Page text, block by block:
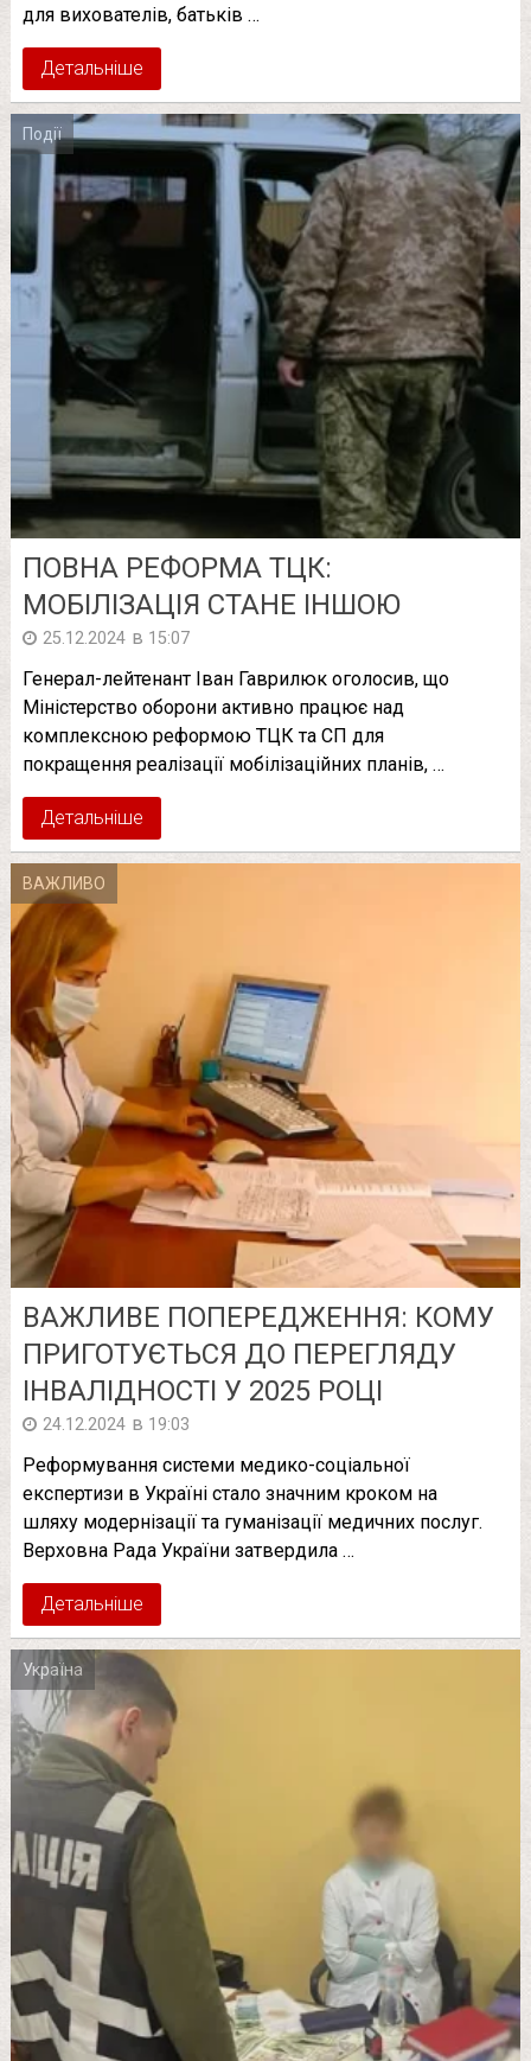
для вихователів, батьків …
Детальніше
Події
ПОВНА РЕФОРМА ТЦК:
МОБІЛІЗАЦІЯ СТАНЕ ІНШОЮ
25.12.2024 в 15:07
Генерал-лейтенант Іван Гаврилюк оголосив, що
Міністерство оборони активно працює над
комплексною реформою ТЦК та СП для
покращення реалізації мобілізаційних планів, …
Детальніше
ВАЖЛИВО
ВАЖЛИВЕ ПОПЕРЕДЖЕННЯ: КОМУ
ПРИГОТУЄТЬСЯ ДО ПЕРЕГЛЯДУ
ІНВАЛІДНОСТІ У 2025 РОЦІ
24.12.2024 в 19:03
Реформування системи медико-соціальної
експертизи в Україні стало значним кроком на
шляху модернізації та гуманізації медичних послуг.
Верховна Рада України затвердила …
Детальніше
Україна